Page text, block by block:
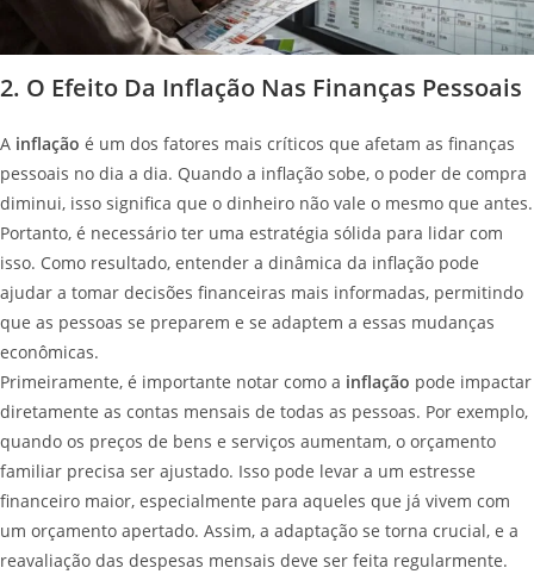
2. O Efeito Da Inflação Nas Finanças Pessoais
A inflação é um dos fatores mais críticos que afetam as finanças
pessoais no dia a dia. Quando a inflação sobe, o poder de compra
diminui, isso significa que o dinheiro não vale o mesmo que antes.
Portanto, é necessário ter uma estratégia sólida para lidar com
isso. Como resultado, entender a dinâmica da inflação pode
ajudar a tomar decisões financeiras mais informadas, permitindo
que as pessoas se preparem e se adaptem a essas mudanças
econômicas.
Primeiramente, é importante notar como a inflação pode impactar
diretamente as contas mensais de todas as pessoas. Por exemplo,
quando os preços de bens e serviços aumentam, o orçamento
familiar precisa ser ajustado. Isso pode levar a um estresse
financeiro maior, especialmente para aqueles que já vivem com
um orçamento apertado. Assim, a adaptação se torna crucial, e a
reavaliação das despesas mensais deve ser feita regularmente.